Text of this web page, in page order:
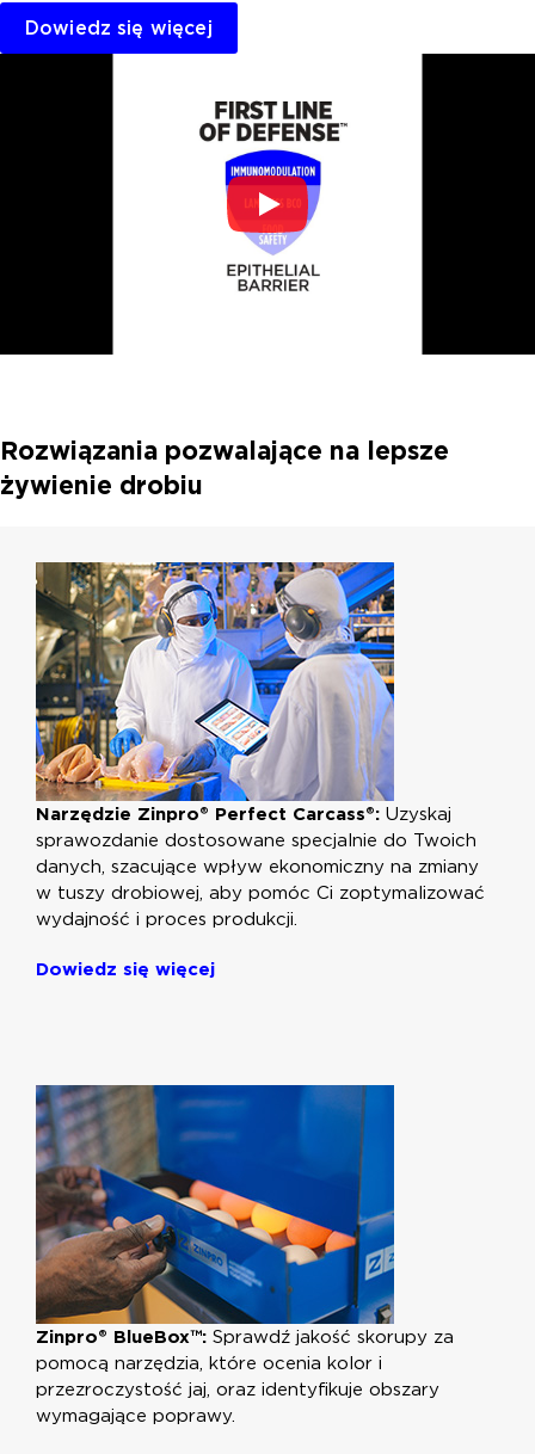
Dowiedz się więcej
Rozwiązania pozwalające na lepsze
żywienie drobiu
Narzędzie Zinpro® Perfect Carcass®: Uzyskaj
sprawozdanie dostosowane specjalnie do Twoich
danych, szacujące wpływ ekonomiczny na zmiany
w tuszy drobiowej, aby pomóc Ci zoptymalizować
wydajność i proces produkcji.
Dowiedz się więcej
Zinpro® BlueBox™: Sprawdź jakość skorupy za
pomocą narzędzia, które ocenia kolor i
przezroczystość jaj, oraz identyfikuje obszary
wymagające poprawy.